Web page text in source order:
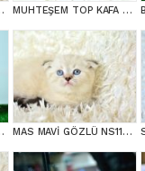
FOLD MUHTEŞEM TOP KAFA GRİ SCOTTİSH FOLD
FOLD MAS MAVİ GÖZLÜ NS1133 SCOTTİSH FOLD erkek